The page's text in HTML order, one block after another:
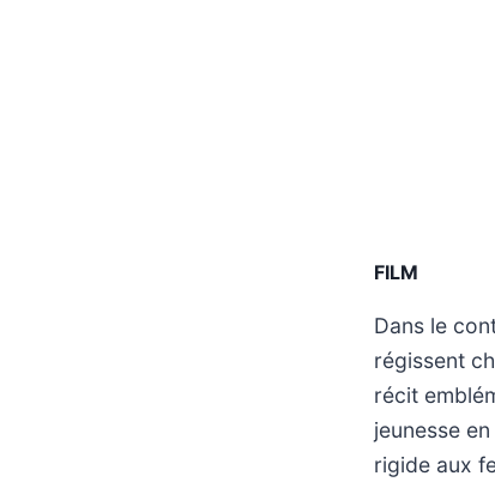
FILM
Dans le
régissent
récit
jeunesse
rigide aux